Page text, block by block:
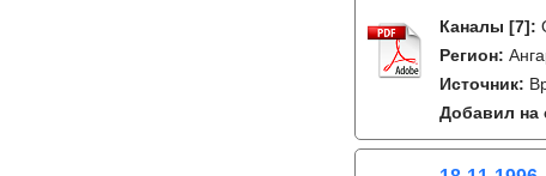
Каналы [7]:
Регион:
Источник:
Добавил на